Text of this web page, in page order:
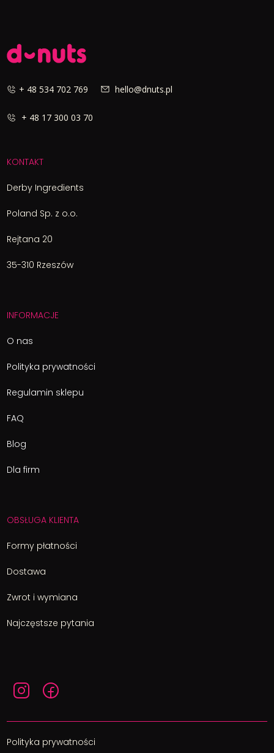
+ 48 534 702 769 hello@dnuts.pl
+ 48 17 300 03 70
KONTAKT
Derby Ingredients
Poland Sp. z o.o.
Rejtana 20
35-310 Rzeszów
INFORMACJE
O nas
Polityka prywatności
Regulamin sklepu
FAQ
Blog
Dla firm
OBSŁUGA KLIENTA
Formy płatności
Dostawa
Zwrot i wymiana
Najczęstsze pytania
Polityka prywatności